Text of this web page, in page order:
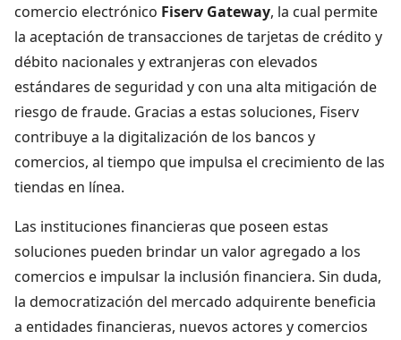
comercio electrónico Fiserv Gateway, la cual permite
la aceptación de transacciones de tarjetas de crédito y
débito nacionales y extranjeras con elevados
estándares de seguridad y con una alta mitigación de
riesgo de fraude. Gracias a estas soluciones, Fiserv
contribuye a la digitalización de los bancos y
comercios, al tiempo que impulsa el crecimiento de las
tiendas en línea.
Las instituciones financieras que poseen estas
soluciones pueden brindar un valor agregado a los
comercios e impulsar la inclusión financiera. Sin duda,
la democratización del mercado adquirente beneficia
a entidades financieras, nuevos actores y comercios